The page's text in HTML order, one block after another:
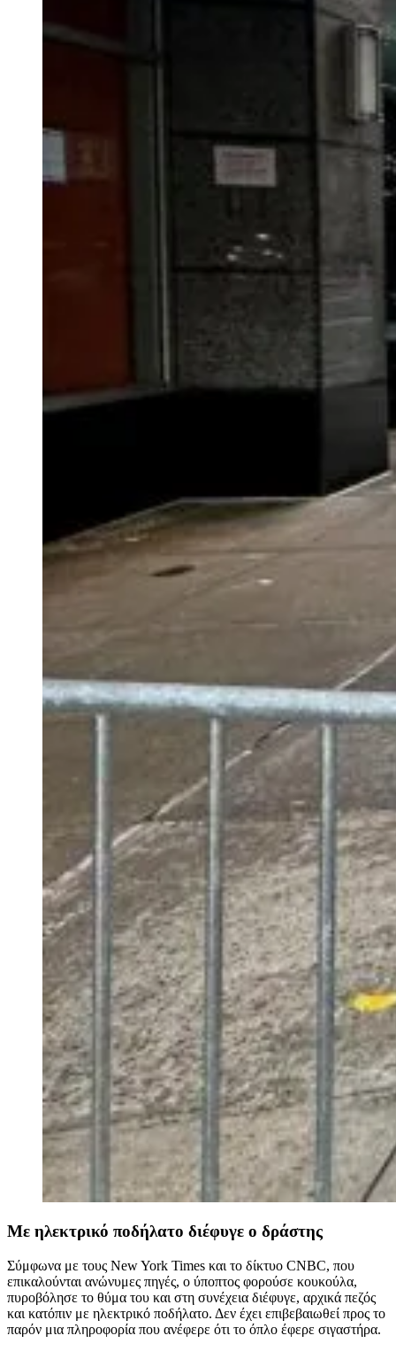
Με ηλεκτρικό ποδήλατο διέφυγε ο δράστης
Σύμφωνα με τους New York Times και το δίκτυο CNBC, που
επικαλούνται ανώνυμες πηγές, ο ύποπτος φορούσε κουκούλα,
πυροβόλησε το θύμα του και στη συνέχεια διέφυγε, αρχικά πεζός
και κατόπιν με ηλεκτρικό ποδήλατο. Δεν έχει επιβεβαιωθεί προς το
παρόν μια πληροφορία που ανέφερε ότι το όπλο έφερε σιγαστήρα.